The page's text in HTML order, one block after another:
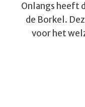
Onlangs heeft
de Borkel.
voor het